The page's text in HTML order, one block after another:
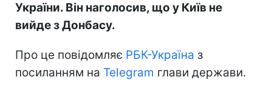
України. Він наголосив, що у Київ не
вийде з Донбасу.
Про це повідомляє РБК-Україна з
посиланням на Telegram глави держави.